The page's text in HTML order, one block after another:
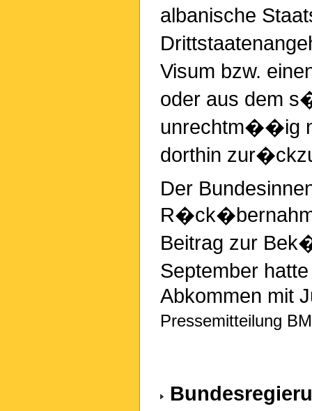
albanische
Visum bzw.
oder aus dem
unrechtm��ig
dorthin
Der
Beitrag zur
September
Abkommen mit
Pressemitteilung